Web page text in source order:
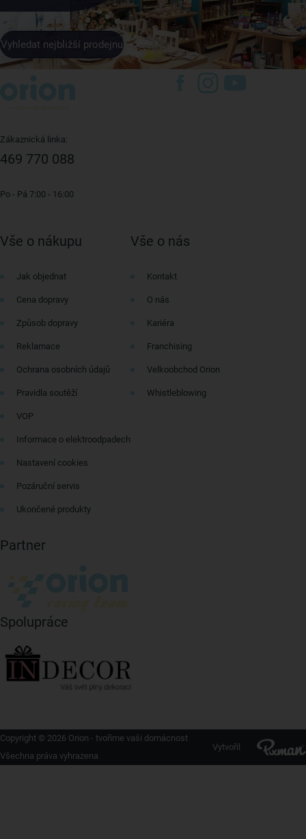
Vyhledat nejbližší prodejnu
Zákaznická linka:
469 770 088
Po - Pá 7:00 - 16:00
Vše o nákupu
Jak objednat
Cena dopravy
Způsob dopravy
Reklamace
Ochrana osobních údajů
Pravidla soutěží
VOP
Informace o elektroodpadech
Nastavení cookies
Pozáruční servis
Ukončené produkty
Vše o nás
Kontakt
O nás
Kariéra
Franchising
Velkoobchod Orion
Whistleblowing
Partner
Spolupráce
Copyright © 2026 Orion - tvoříme vaši domácnost
Všechna práva vyhrazena
Vytvořil